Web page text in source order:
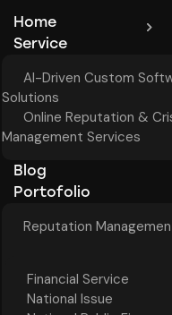
Home
Service
AI-Driven Custom
Solutions
Online Reputation &
Management Services
Blog
Portofolio
Reputation
Financial Service
National Issue